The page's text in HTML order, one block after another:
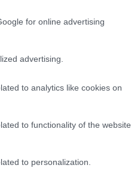
for online advertising
advertising.
to analytics like cookies on
to functionality of the website
to personalization.
21:15
21:03